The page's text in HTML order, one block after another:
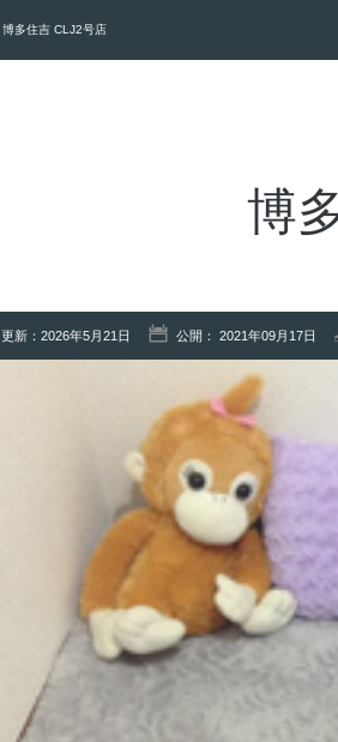
博多住吉 CLJ2号店
博
更新：2026年5月21日 公開： 2021年09月17日